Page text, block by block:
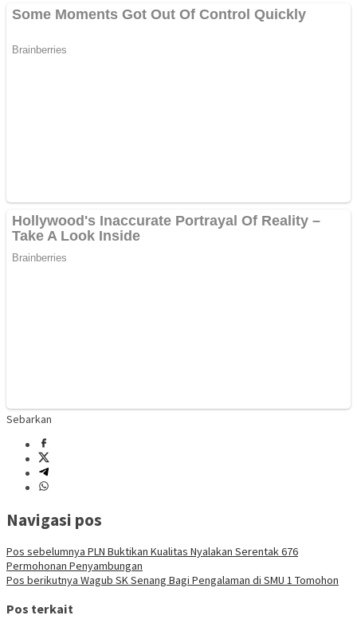
Sebarkan
Navigasi pos
Pos sebelumnya PLN Buktikan Kualitas Nyalakan Serentak 676
Permohonan Penyambungan
Pos berikutnya Wagub SK Senang Bagi Pengalaman di SMU 1 Tomohon
Pos terkait